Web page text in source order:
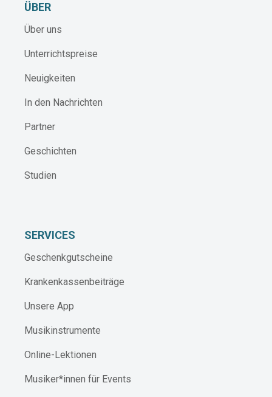
ÜBER
Über uns
Unterrichtspreise
Neuigkeiten
In den Nachrichten
Partner
Geschichten
Studien
SERVICES
Geschenkgutscheine
Krankenkassenbeiträge
Unsere App
Musikinstrumente
Online-Lektionen
Musiker*innen für Events